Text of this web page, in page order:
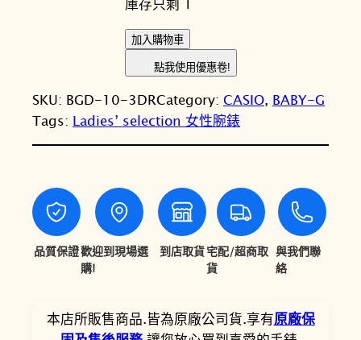
價
格
：
N
T
$
,
1
0
。
N
$
,
6
8
。
庫存只剩 1
C
S
I
O
卡
歐
B
A
B
G
B
加入購物車
點我使用優惠卷!
SKU: BGD-10-3DRCategory: CASIO, BABY-G
Tags: Ladies’ selection 女性腕錶
品質保證歡迎到現場選
購!
到店取貨宅配/超商取
貨
與我們聯
絡
本店所販售商品.皆為原廠公司貨.享有原廠保